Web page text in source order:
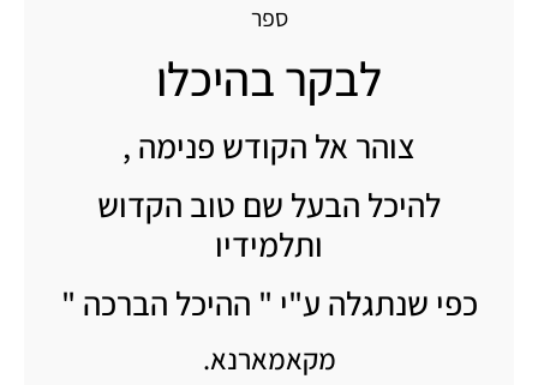
ספר
לבקר בהיכלו
צוהר אל הקודש פנימה ,
להיכל הבעל שם טוב הקדוש
ותלמידיו
כפי שנתגלה ע"י " ההיכל הברכה "
מקאמארנא.